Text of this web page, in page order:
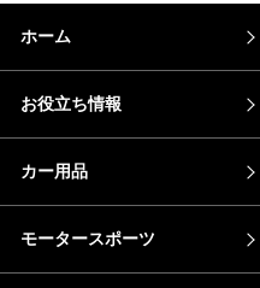
ホーム
お役立ち情報
カー用品
モータースポーツ